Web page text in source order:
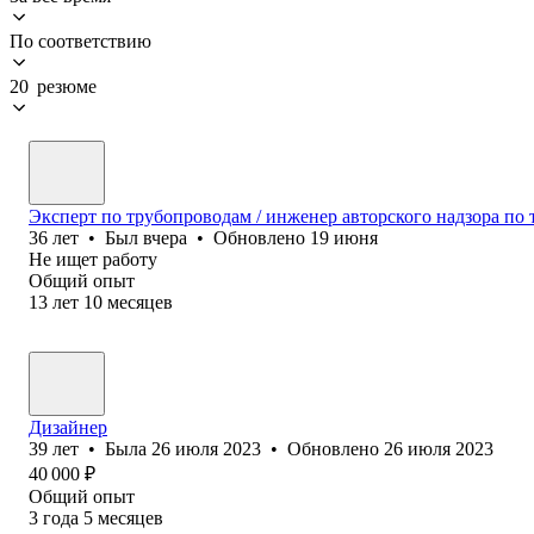
По соответствию
20 резюме
Эксперт по трубопроводам / инженер авторского надзора по
36 лет • Был вчера • Обновлено 19 июня
Не ищет работу
Общий опыт
13 лет 10 месяцев
Дизайнер
39 лет • Была 26 июля 2023 • Обновлено 26 июля 2023
40 000 ₽
Общий опыт
3 года 5 месяцев